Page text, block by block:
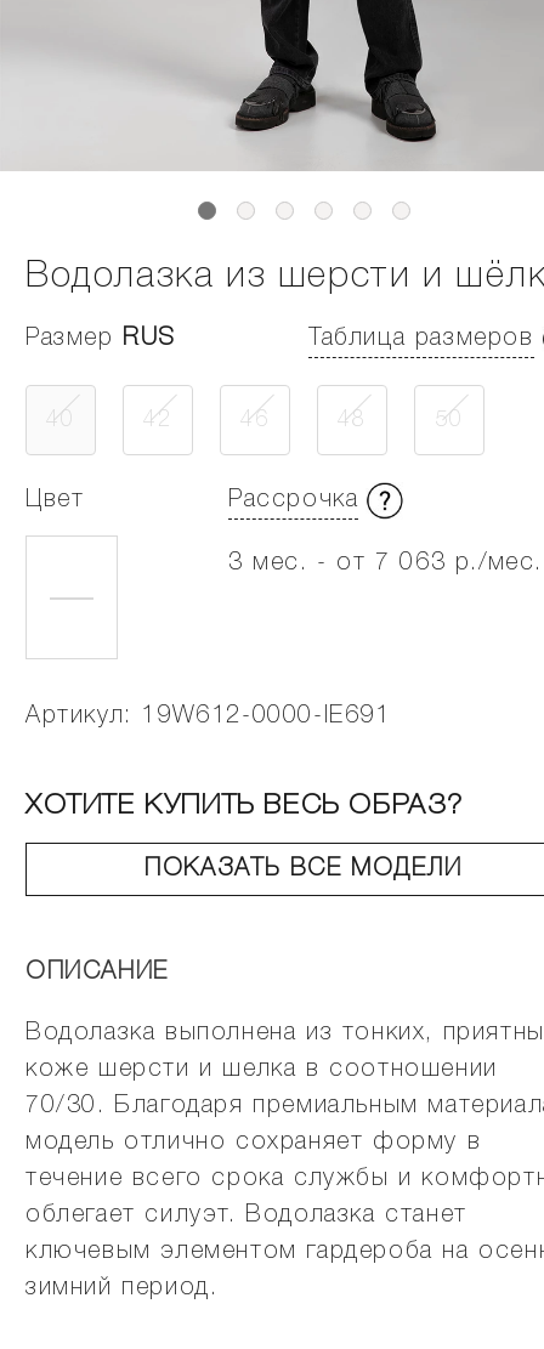
Водолазка из шерсти и
Размер RUS Таблица размеров
40 42 46 48 50
Цвет Рассрочка
3 мес. - от 7 063 р./мес.
Артикул: 19W612-0000-IE691
ХОТИТЕ КУПИТЬ ВЕСЬ ОБРАЗ?
ПОКАЗАТЬ ВСЕ МОДЕЛИ
ОПИСАНИЕ
Водолазка выполнена из тонких,
коже шерсти и шелка в соотношении
70/30. Благодаря премиальным
модель отлично сохраняет форму в
течение всего срока службы и
облегает силуэт. Водолазка станет
ключевым элементом гардероба на
зимний период.